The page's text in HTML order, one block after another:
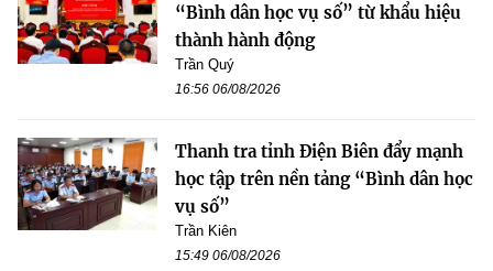
“Bình dân học vụ số” từ khẩu hiệu
thành hành động
Trần Quý
16:56 06/08/2026
Thanh tra tỉnh Điện Biên đẩy mạnh
học tập trên nền tảng “Bình dân học
vụ số”
Trần Kiên
15:49 06/08/2026